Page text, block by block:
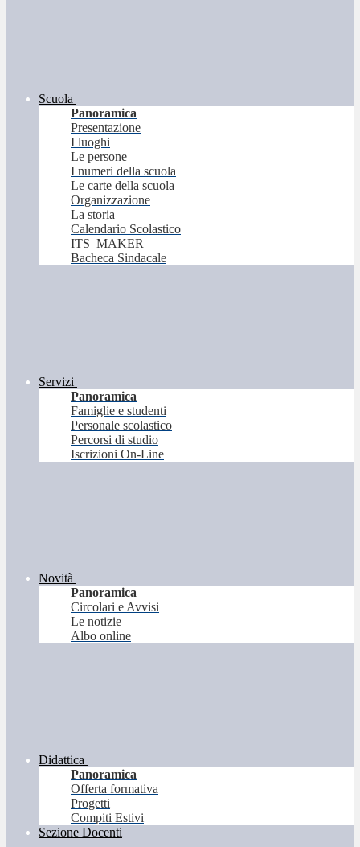
Scuola
Panoramica
Presentazione
I luoghi
Le persone
I numeri della scuola
Le carte della scuola
Organizzazione
La storia
Calendario Scolastico
ITS_MAKER
Bacheca Sindacale
Servizi
Panoramica
Famiglie e studenti
Personale scolastico
Percorsi di studio
Iscrizioni On-Line
Novità
Panoramica
Circolari e Avvisi
Le notizie
Albo online
Didattica
Panoramica
Offerta formativa
Progetti
Compiti Estivi
Sezione Docenti